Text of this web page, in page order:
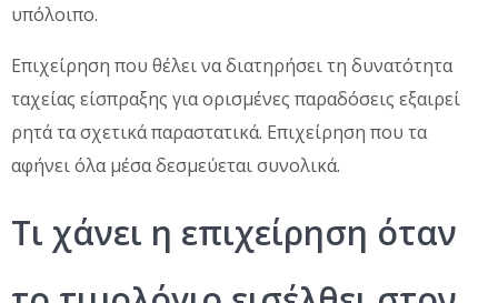
υπόλοιπο.
Επιχείρηση που θέλει να διατηρήσει τη δυνατότητα
ταχείας είσπραξης για ορισμένες παραδόσεις εξαιρεί
ρητά τα σχετικά παραστατικά. Επιχείρηση που τα
αφήνει όλα μέσα δεσμεύεται συνολικά.
Τι χάνει η επιχείρηση όταν